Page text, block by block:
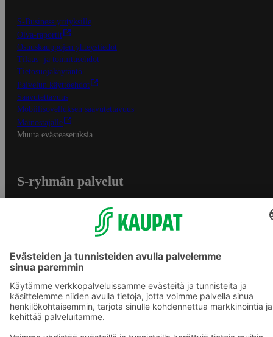
S-Business yrityksille
Oiva-raportit
Osuuskauppojen yhteystiedot
Tilaus- ja toimitusehdot
Tietosuojakäytäntö
Palvelun käyttöehdot
Saavutettavuus
Mobiilisovelluksen saavutettavuus
Mainostajalle
Muuta evästeasetuksia
S-ryhmän palvelut
S-ostoslista -sovellus
Prisma.fi
Sokos.fi
S-Pankki
Yhteishyvä
Sokos Hotels